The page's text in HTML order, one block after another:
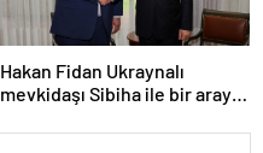
Hakan Fidan Ukraynalı
mevkidaşı Sibiha ile bir araya